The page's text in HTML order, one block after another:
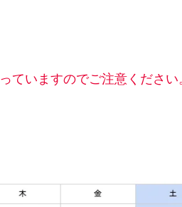
いますのでご注意ください